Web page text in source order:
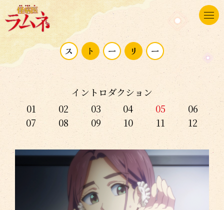
イントロダクション
01
02 03 04 05
06
07
08 09 10 11 12